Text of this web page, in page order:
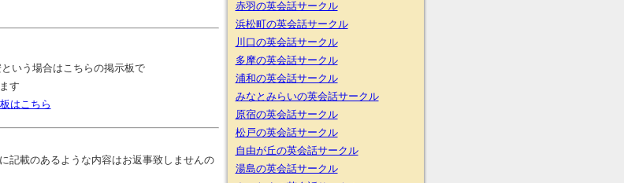
いう場合はこちらの掲示板で
す
はこちら
記載のあるような内容はお返事致しませんの
赤羽の英会話サークル
浜松町の英会話サークル
川口の英会話サークル
多摩の英会話サークル
浦和の英会話サークル
みなとみらいの英会話サークル
原宿の英会話サークル
松戸の英会話サークル
自由が丘の英会話サークル
湯島の英会話サークル